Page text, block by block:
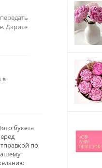
Дарите
в
букета
по